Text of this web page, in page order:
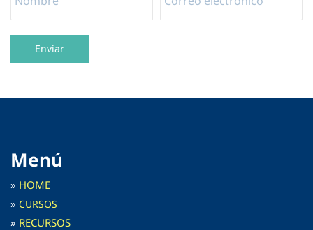
Enviar
Menú
» HOME
» CURSOS
» RECURSOS